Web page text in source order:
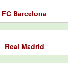
FC Barcelona
Real Madrid